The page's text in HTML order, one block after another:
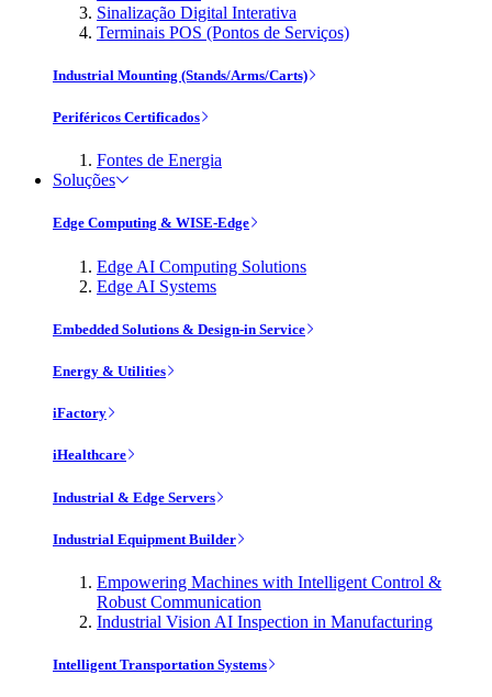
Sinalização Digital Interativa
Terminais POS (Pontos de Serviços)
Industrial Mounting (Stands/Arms/Carts)
Periféricos Certificados
Fontes de Energia
Soluções
Edge Computing & WISE-Edge
Edge AI Computing Solutions
Edge AI Systems
Embedded Solutions & Design-in Service
Energy & Utilities
iFactory
iHealthcare
Industrial & Edge Servers
Industrial Equipment Builder
Empowering Machines with Intelligent Control &
Robust Communication
Industrial Vision AI Inspection in Manufacturing
Intelligent Transportation Systems